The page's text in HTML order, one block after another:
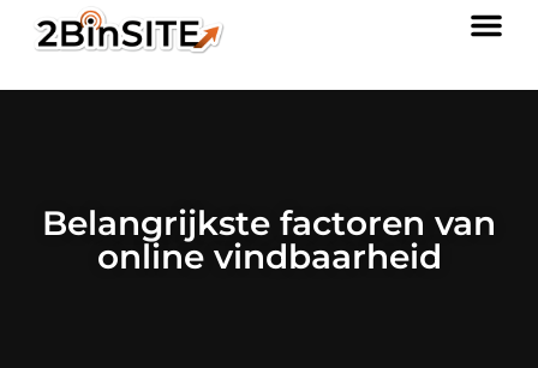
Belangrijkste factoren van
online vindbaarheid